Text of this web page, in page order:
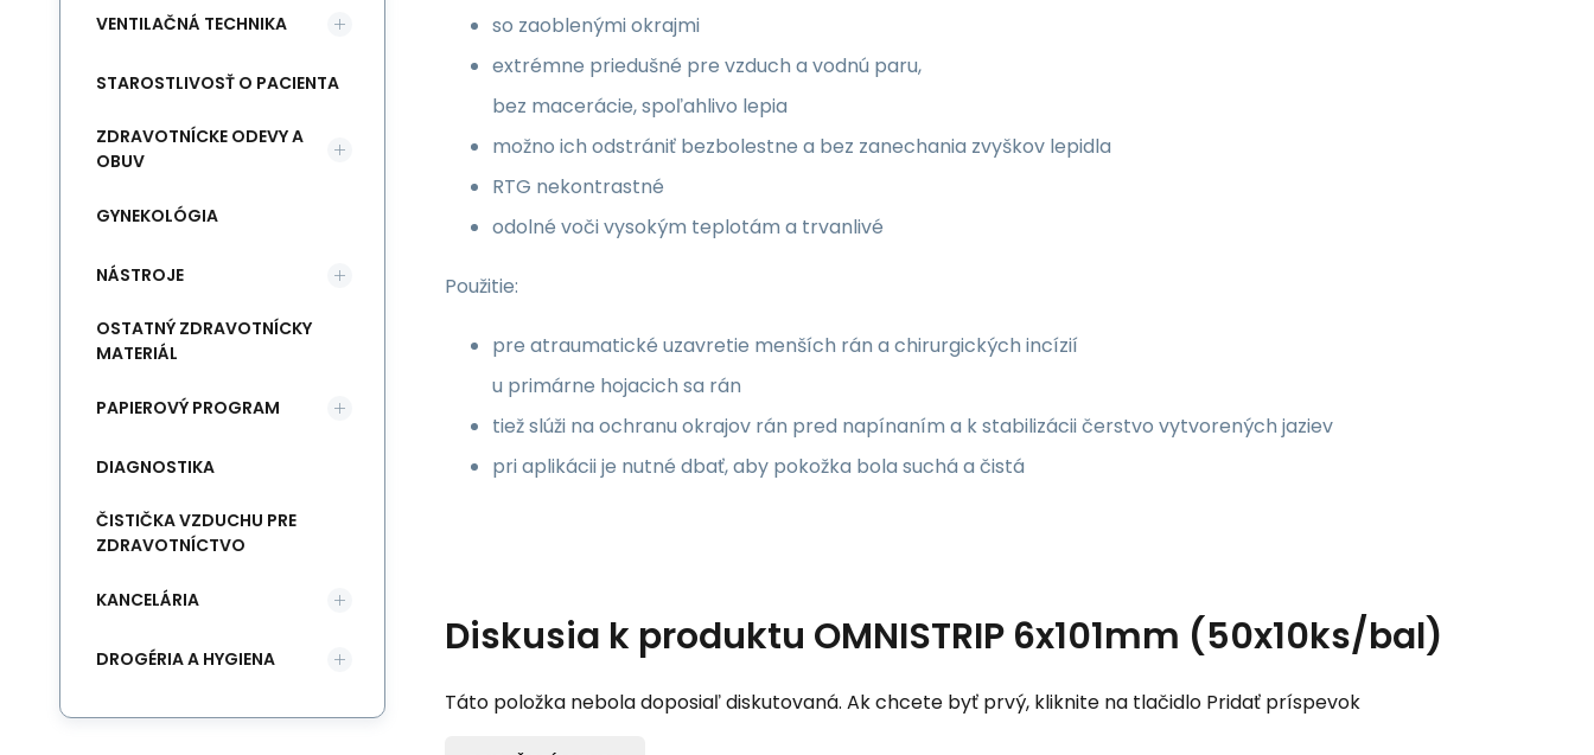
so zaoblenými okrajmi
extrémne priedušné pre vzduch a vodnú paru,
bez macerácie, spoľahlivo lepia
možno ich odstrániť bezbolestne a bez zanechania zvyškov lepidla
RTG nekontrastné
odolné voči vysokým teplotám a trvanlivé
Použitie:
pre atraumatické uzavretie menších rán a chirurgických incízií
u primárne hojacich sa rán
tiež slúži na ochranu okrajov rán pred napínaním a k stabilizácii čerstvo vytvorených jaziev
pri aplikácii je nutné dbať, aby pokožka bola suchá a čistá
Diskusia k produktu OMNISTRIP 6x101mm (50x10ks/bal)
Táto položka nebola doposiaľ diskutovaná. Ak chcete byť prvý, kliknite na tlačidlo Pridať príspevok
VENTILAČNÁ TECHNIKA
STAROSTLIVOSŤ O PACIENTA
ZDRAVOTNÍCKE ODEVY A
OBUV
GYNEKOLÓGIA
NÁSTROJE
OSTATNÝ ZDRAVOTNÍCKY
MATERIÁL
PAPIEROVÝ PROGRAM
DIAGNOSTIKA
ČISTIČKA VZDUCHU PRE
ZDRAVOTNÍCTVO
KANCELÁRIA
DROGÉRIA A HYGIENA